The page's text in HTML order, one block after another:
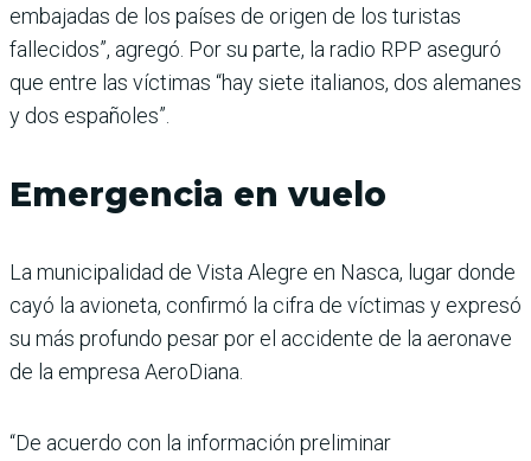
embajadas de los países de origen de los turistas
fallecidos”, agregó. Por su parte, la radio RPP aseguró
que entre las víctimas “hay siete italianos, dos alemanes
y dos españoles”.
Emergencia en vuelo
La municipalidad de Vista Alegre en Nasca, lugar donde
cayó la avioneta, confirmó la cifra de víctimas y expresó
su más profundo pesar por el accidente de la aeronave
de la empresa AeroDiana.
“De acuerdo con la información preliminar